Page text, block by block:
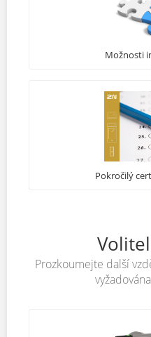
Možnosti
Pokročilý
Prozkoumejte další